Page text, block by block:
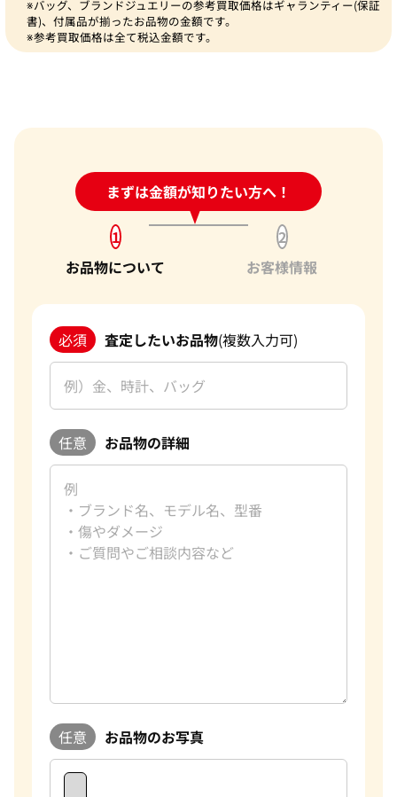
※バッグ、ブランドジュエリーの参考買取価格はギャランティー(保証
書)、付属品が揃ったお品物の金額です。
※参考買取価格は全て税込金額です。
まずは金額が知りたい方へ！
24時間受付中!問い合わせフォーム
1
お品物について
2
お客様情報
必須 査定したいお品物(複数入力可)
任意 お品物の詳細
任意 お品物のお写真